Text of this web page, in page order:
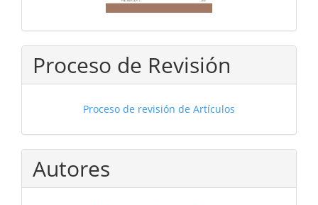
Proceso de Revisión
Proceso de revisión de Artículos
Autores